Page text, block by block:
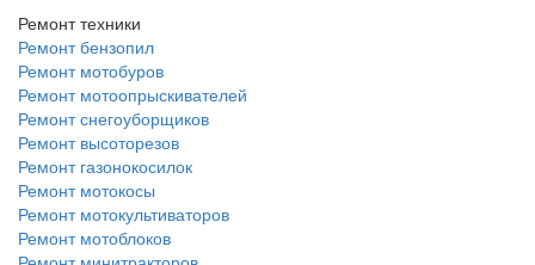
Ремонт техники
Ремонт бензопил
Ремонт мотобуров
Ремонт мотоопрыскивателей
Ремонт снегоуборщиков
Ремонт высоторезов
Ремонт газонокосилок
Ремонт мотокосы
Ремонт мотокультиваторов
Ремонт мотоблоков